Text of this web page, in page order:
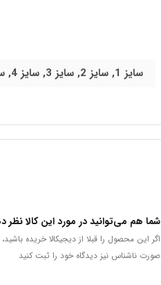
سایز 1, سایز 2, سایز 3, سایز 4, سایز 5, سایز 6
شما هم می‌توانید در مورد این کالا نظر
اگر این محصول را قبلا از دیجیکالا خریده
صورت ناشناس نیز دیدگاه خود را ثبت کنید